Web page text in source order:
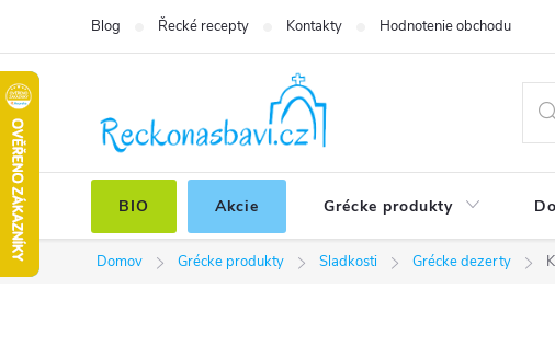
obsah
Blog Řecké recepty Kontakty Hodnotenie obchodu
BIO Akcie Grécke produkty
Domov Grécke produkty Sladkosti Grécke dezerty